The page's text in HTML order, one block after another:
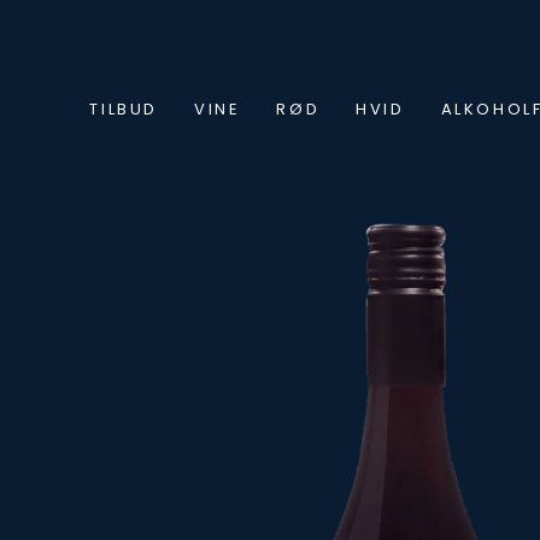
TILBUD VINE RØD HVID